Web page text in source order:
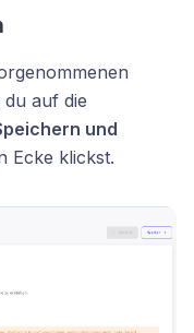
auf die
und
Ecke klickst.